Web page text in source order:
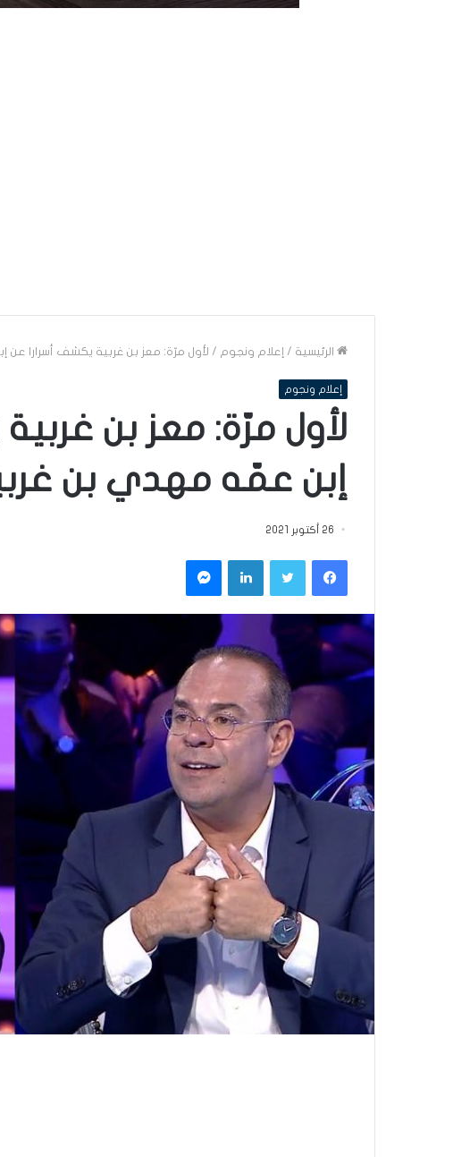
الرئيسية / إعلام ونجوم / لأول مرّة: معز بن غربية يكشف أسرارا
إعلام ونجوم
لأول مرّة: معز بن
إبن عمّه مهدي بن
26 أكتوبر 2021
فيسبوكتويتر لينكدإن ماسنجر